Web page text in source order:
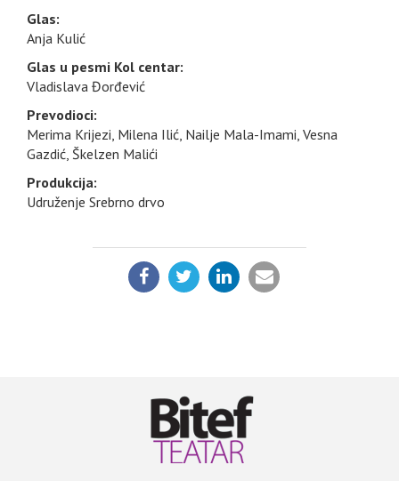
Glas:
Anja Kulić
Glas u pesmi Kol centar:
Vladislava Đorđević
Prevodioci:
Merima Krijezi, Milena Ilić, Nailje Mala-Imami, Vesna
Gazdić, Škelzen Malići
Produkcija:
Udruženje Srebrno drvo
PODELI: